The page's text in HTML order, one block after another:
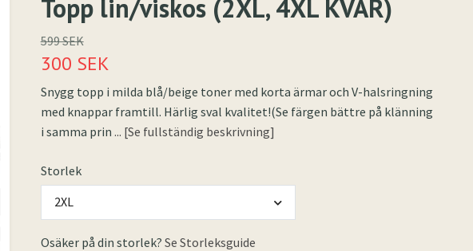
Topp lin/viskos (2XL, 4XL KVAR)
599 SEK
300 SEK
Snygg topp i milda blå/beige toner med korta ärmar och V-halsringning
med knappar framtill. Härlig sval kvalitet!(Se färgen bättre på klänning
i samma prin ... [Se fullständig beskrivning]
Storlek
2XL
Osäker på din storlek? Se Storleksguide